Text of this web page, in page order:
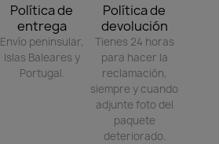
Política de
entrega
Envío peninsular,
Islas Baleares y
Portugal.
Política de
devolución
Tienes 24 horas
para hacer la
reclamación,
siempre y cuando
adjunte foto del
paquete
deteriorado.